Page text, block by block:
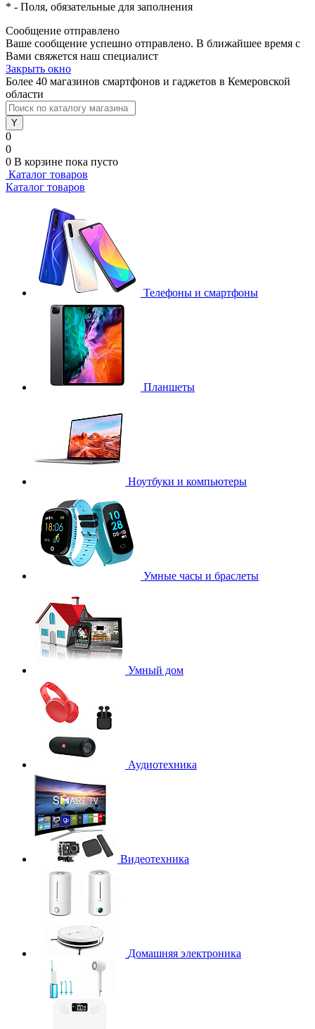
* - Поля, обязательные для заполнения
Сообщение отправлено
Ваше сообщение успешно отправлено. В ближайшее время с
Вами свяжется наш специалист
Закрыть окно
Более 40 магазинов смартфонов и гаджетов в Кемеровской
области
0
0
0 В корзине пока пусто
Каталог товаров
Каталог товаров
Телефоны и смартфоны
Планшеты
Ноутбуки и компьютеры
Умные часы и браслеты
Умный дом
Аудиотехника
Видеотехника
Домашняя электроника